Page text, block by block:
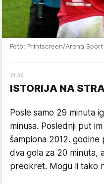
Foto: Printscreen/Arena Sport
21:36
ISTORIJA NA
Posle samo 29 minuta
minusa. Poslednji put
šampiona 2012. godine
dva gola za 20 minuta,
preokret. Mogu li tako